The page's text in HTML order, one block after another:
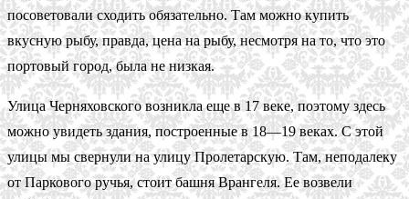
посоветовали сходить обязательно. Там можно купить
вкусную рыбу, правда, цена на рыбу, несмотря на то, что это
портовый город, была не низкая.
Улица Черняховского возникла еще в 17 веке, поэтому здесь
можно увидеть здания, построенные в 18—19 веках. С этой
улицы мы свернули на улицу Пролетарскую. Там, неподалеку
от Паркового ручья, стоит башня Врангеля. Ее возвели